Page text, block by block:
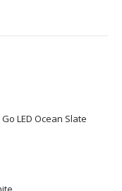
LED Ocean Slate